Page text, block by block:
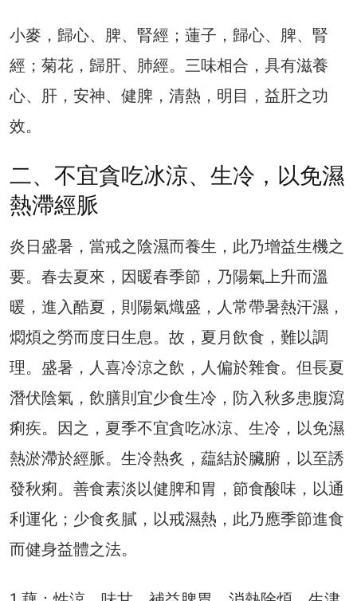
小麥，歸心、脾、腎經；蓮子，歸心、脾、腎
經；菊花，歸肝、肺經。三味相合，具有滋養
心、肝，安神、健脾，清熱，明目，益肝之功
效。
二、不宜貪吃冰涼、生冷，以免濕
熱滯經脈
炎日盛暑，當戒之陰濕而養生，此乃增益生機之
要。春去夏來，因暖春季節，乃陽氣上升而溫
暖，進入酷夏，則陽氣熾盛，人常帶暑熱汗濕，
燜煩之勞而度日生息。故，夏月飲食，難以調
理。盛暑，人喜冷涼之飲，人偏於雜食。但長夏
潛伏陰氣，飲膳則宜少食生冷，防入秋多患腹瀉
痢疾。因之，夏季不宜貪吃冰涼、生冷，以免濕
熱淤滯於經脈。生冷熱炙，藴結於臟腑，以至誘
發秋痢。善食素淡以健脾和胃，節食酸味，以通
利運化；少食炙膩，以戒濕熱，此乃應季節進食
而健身益體之法。